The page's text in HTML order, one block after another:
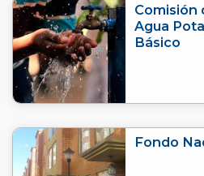
Comisión
Agua
Básico
Fondo